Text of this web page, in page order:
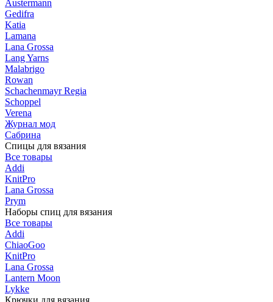
Austermann
Gedifra
Katia
Lamana
Lana Grossa
Lang Yarns
Malabrigo
Rowan
Schachenmayr Regia
Schoppel
Verena
Журнал мод
Сабрина
Спицы для вязания
Все товары
Addi
KnitPro
Lana Grossa
Prym
Наборы спиц для вязания
Все товары
Addi
ChiaoGoo
KnitPro
Lana Grossa
Lantern Moon
Lykke
Крючки для вязания